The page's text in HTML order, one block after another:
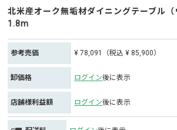
北米産オーク無垢材ダイニングテーブル（
1.8m
参考売価 ¥ 78,091（税込 ¥ 85,900）
卸価格 ログイン後に表示
店舗様利益額 ログイン後に表示